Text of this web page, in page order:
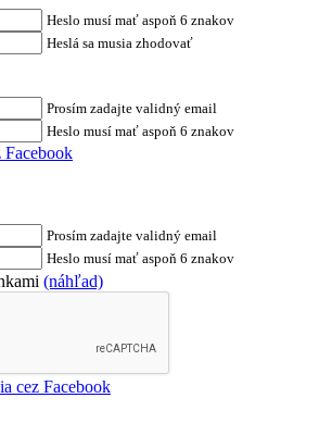
Heslo musí mať aspoň 6 znakov
Heslá sa musia zhodovať
Prosím zadajte validný email
Heslo musí mať aspoň 6 znakov
Prosím zadajte validný email
Heslo musí mať aspoň 6 znakov
(náhľad)
cez Facebook